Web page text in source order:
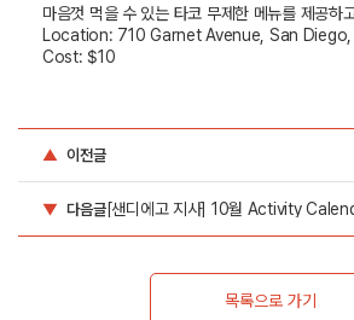
마음껏 먹을 수 있는 타코 무제한 메뉴를 제공하
Location: 710 Garnet Avenue, San
Cost: $10
▲ 이전글
▼ 다음글[샌디에고 지사] 10월 Activity
목록으로 가기